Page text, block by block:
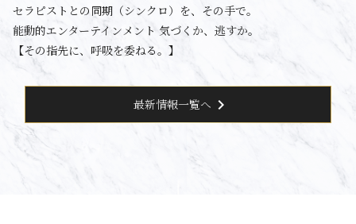
セラピストとの同期（シンクロ）を、その手で。
能動的エンターテインメント 気づくか、逃すか。
【その指先に、呼吸を委ねる。】
最新情報一覧へ chevron_right